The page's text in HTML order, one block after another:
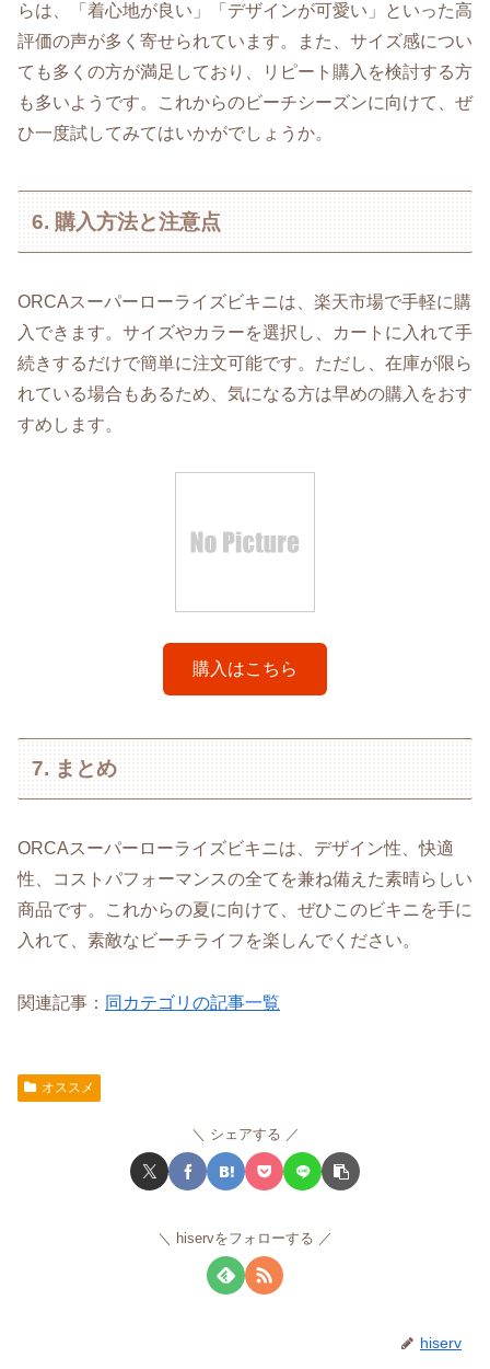
らは、「着心地が良い」「デザインが可愛い」といった高
評価の声が多く寄せられています。また、サイズ感につい
ても多くの方が満足しており、リピート購入を検討する方
も多いようです。これからのビーチシーズンに向けて、ぜ
ひ一度試してみてはいかがでしょうか。
6. 購入方法と注意点
ORCAスーパーローライズビキニは、楽天市場で手軽に購
入できます。サイズやカラーを選択し、カートに入れて手
続きするだけで簡単に注文可能です。ただし、在庫が限ら
れている場合もあるため、気になる方は早めの購入をおす
すめします。
購入はこちら
7. まとめ
ORCAスーパーローライズビキニは、デザイン性、快適
性、コストパフォーマンスの全てを兼ね備えた素晴らしい
商品です。これからの夏に向けて、ぜひこのビキニを手に
入れて、素敵なビーチライフを楽しんでください。
関連記事： 同カテゴリの記事一覧
オススメ
シェアする
hiservをフォローする
hiserv